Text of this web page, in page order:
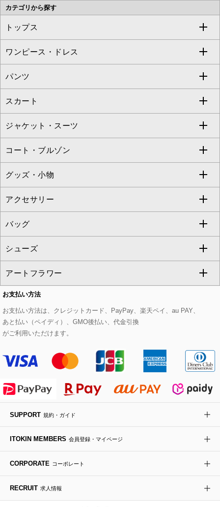
OFUON le MK
eur3
Maison de CINQ
MK MICHEL KLEIN BAG
HIROKO KOSHINO
MK MICHEL KLEIN HOMME
MK MICHEL KLEIN BAG
カテゴリから探す
トップス
すべてのトップス
カットソー・Tシャツ
ブラウス・シャツ
ニット・セーター
カーディガン
アンサンブルセット
ベスト・ジレ
パーカー
タンクトップ・キャミソール
スウェット・ジャージー
その他のトップス
ワンピース・ドレス
すべてのワンピース・ドレス
ワンピース
ドレス
チュニック
ジャンパースカート
その他のワンピース・ドレス
パンツ
すべてのパンツ
フルレングスパンツ
クロップド・半端丈パンツ
ガウチョ・ワイドパンツ
ハーフ・ショート丈パンツ
サロペット・オールインワン
その他のパンツ
スカート
すべてのスカート
ロング・マキシ丈スカート
ひざ丈スカート
ミモレ丈スカート
ショート・ミニ丈スカート
その他のスカート
ジャケット・スーツ
すべてのジャケット・スーツ
テーラードジャケット
ノーカラージャケット
セットアップ
セットアップジャケット
セットアップパンツ
セットアップスカート
セットアップワンピース
コート・ブルゾン
すべてのコート・ブルゾン
トレンチコート
ピーコート
ダッフルコート
チェスターコート
モッズコート
ステンカラーコート
ライダースジャケット
デニムジャケット
ダウンジャケット・コート
グッズ・小物
すべてのグッズ・小物
マスク
ストール・マフラー・スヌード
ベルト・サスペンダー
帽子
ヘアアクセサリー
ハンカチ・バンダナ
手袋
チャーム・ストラップ
アクセサリー
すべてのアクセサリー
ネックレス
ピアス・イヤリング
ブレスレット・バングル
ブローチ・コサージュ
バッグ
すべてのバッグ
トートバッグ
ショルダーバッグ
ボストンバッグ
バックパック・リュック
ボディバッグ・メッセンジャーバッグ
トラベルバッグ
シューズ
すべてのシューズ
パンプス
スニーカー
フラットシューズ
ローファー
ドレスシューズ
アートフラワー
すべてのアートフラワー
ローズ
カサブランカ・カラー
ラナンキュラス
ポプリアレンジ＆フレグランス
お支払い方法
お支払い方法は、クレジットカード、PayPay、楽天ペイ、au PAY、
あと払い（ペイディ）、GMO後払い、代金引換
がご利用いただけます。
SUPPORT 規約・ガイド
ITOKIN MEMBERS 会員登録・マイページ
CORPORATE コーポレート
RECRUIT 求人情報